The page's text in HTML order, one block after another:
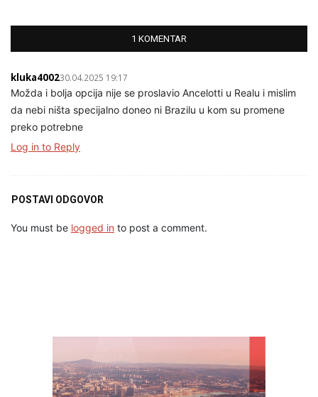
1 KOMENTAR
kluka400230.04.2025 19:17
Možda i bolja opcija nije se proslavio Ancelotti u Realu i mislim
da nebi ništa specijalno doneo ni Brazilu u kom su promene
preko potrebne
Log in to Reply
POSTAVI ODGOVOR
You must be logged in to post a comment.